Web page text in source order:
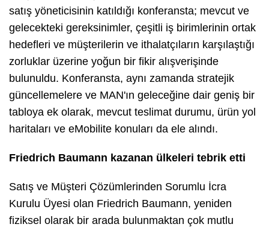
satış yöneticisinin katıldığı konferansta; mevcut ve
gelecekteki gereksinimler, çeşitli iş birimlerinin ortak
hedefleri ve müşterilerin ve ithalatçıların karşılaştığı
zorluklar üzerine yoğun bir fikir alışverişinde
bulunuldu. Konferansta, aynı zamanda stratejik
güncellemelere ve MAN'ın geleceğine dair geniş bir
tabloya ek olarak, mevcut teslimat durumu, ürün yol
haritaları ve eMobilite konuları da ele alındı.
Friedrich Baumann kazanan ülkeleri tebrik etti
Satış ve Müşteri Çözümlerinden Sorumlu İcra
Kurulu Üyesi olan Friedrich Baumann, yeniden
fiziksel olarak bir arada bulunmaktan çok mutlu